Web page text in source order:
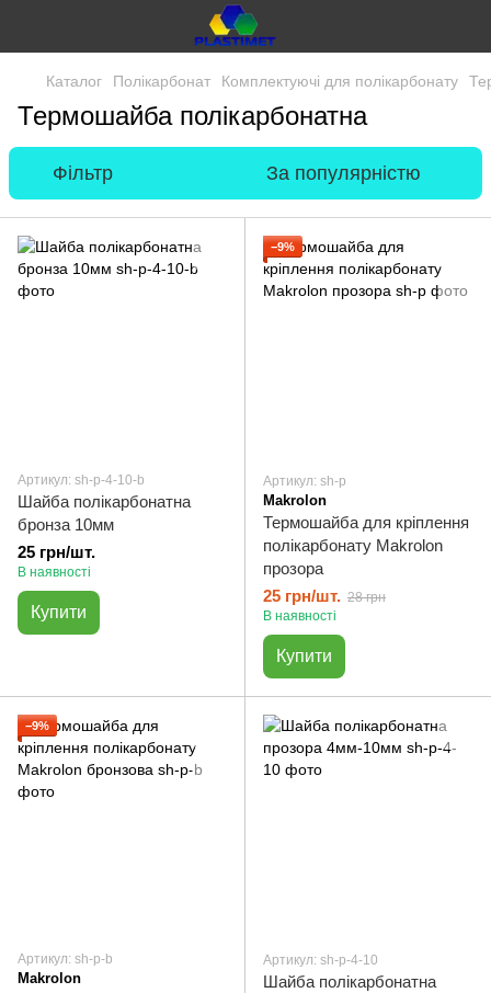
Каталог Полікарбонат Комплектуючі для полікарбонату
Термошайба полікарбонатна
Фільтр За популярністю
Артикул: sh-p-4-10-b
Шайба полікарбонатна
бронза 10мм
25 грн/шт.
В наявності
Купити
−9%
Артикул: sh-p
Makrolon
Термошайба для кріплення
полікарбонату Makrolon
прозора
25 грн/шт. 28 грн
В наявності
Купити
−9%
Артикул: sh-p-b
Makrolon
Артикул: sh-p-4-10
Шайба полікарбонатна